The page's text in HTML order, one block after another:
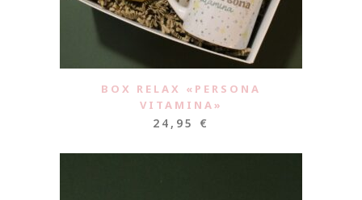
BOX RELAX «PERSONA
VITAMINA»
24,95 €